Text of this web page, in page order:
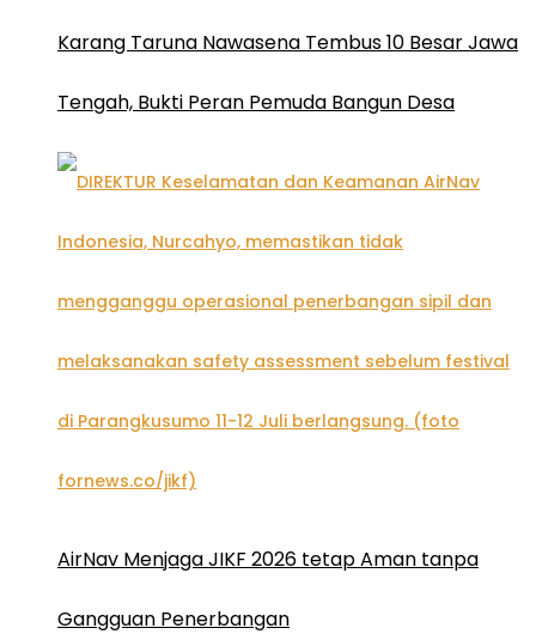
Karang Taruna Nawasena Tembus 10 Besar Jawa
Tengah, Bukti Peran Pemuda Bangun Desa
AirNav Menjaga JIKF 2026 tetap Aman tanpa
Gangguan Penerbangan